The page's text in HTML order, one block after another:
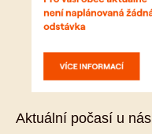
Aktuální počasí u nás